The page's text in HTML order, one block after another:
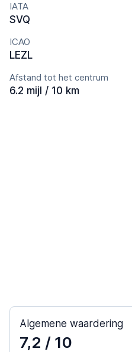
IATA
SVQ
ICAO
LEZL
Afstand tot het centrum
6.2 mijl / 10 km
Algemene waardering
7,2 / 10